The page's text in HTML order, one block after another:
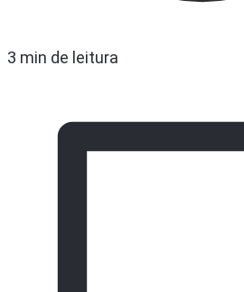
3 min de leitura